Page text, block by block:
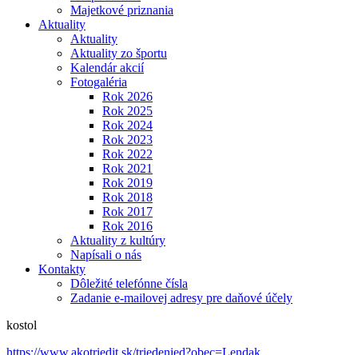
Majetkové priznania
Aktuality
Aktuality
Aktuality zo športu
Kalendár akcií
Fotogaléria
Rok 2026
Rok 2025
Rok 2024
Rok 2023
Rok 2022
Rok 2021
Rok 2019
Rok 2018
Rok 2017
Rok 2016
Aktuality z kultúry
Napísali o nás
Kontakty
Dôležité telefónne čísla
Zadanie e-mailovej adresy pre daňové účely
kostol
https://www.akotriedit.sk/triedenied?obec=Lendak